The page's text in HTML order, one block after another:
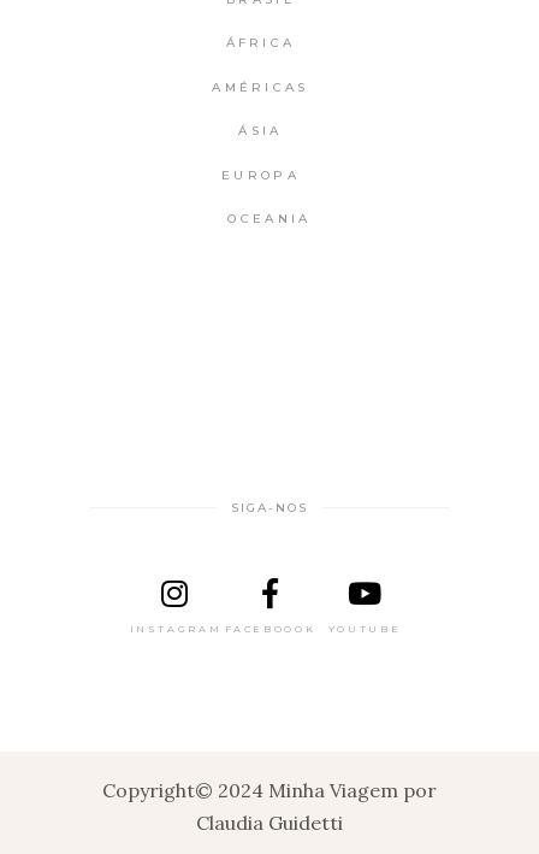
ÁFRICA
AMÉRICAS
ÁSIA
EUROPA
OCEANIA
SIGA-NOS
INSTAGRAM FACEBOOOK YOUTUBE
Copyright© 2024 Minha Viagem por
Claudia Guidetti